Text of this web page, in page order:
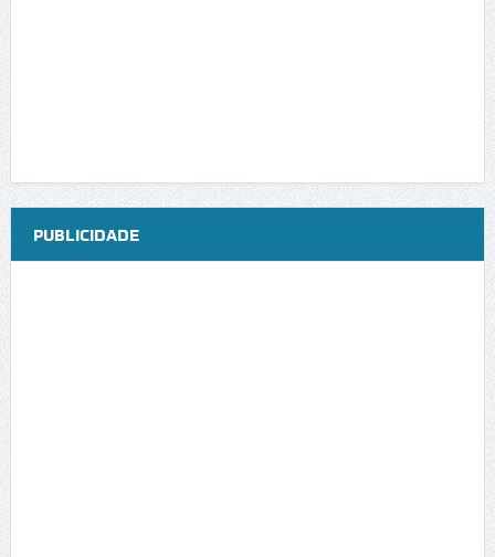
PUBLICIDADE